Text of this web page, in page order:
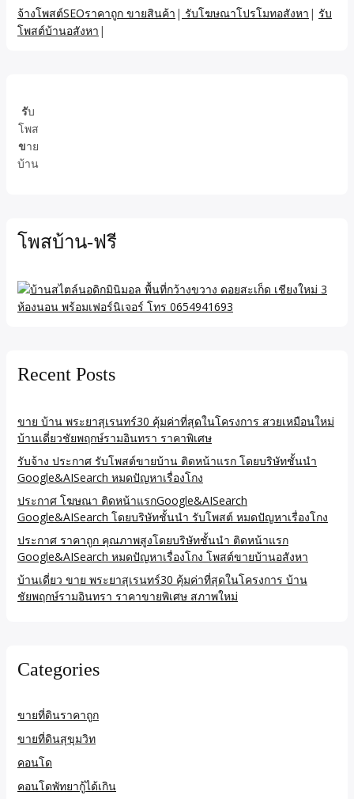
จ้างโพสต์SEOราคาถูก ขายสินค้า | รับโฆษณาโปรโมทอสังหา | รับ
โพสต์บ้านอสังหา |
รับ
โพส
ขาย
บ้าน
โพสบ้าน-ฟรี
Recent Posts
ขาย บ้าน พระยาสุเรนทร์30 คุ้มค่าที่สุดในโครงการ สวยเหมือนใหม่
บ้านเดี่ยวชัยพฤกษ์รามอินทรา ราคาพิเศษ
รับจ้าง ประกาศ รับโพสต์ขายบ้าน ติดหน้าแรก โดยบริษัทชั้นนำ
Google&AISearch หมดปัญหาเรื่องโกง
ประกาศ โฆษณา ติดหน้าแรกGoogle&AISearch
Google&AISearch โดยบริษัทชั้นนำ รับโพสต์ หมดปัญหาเรื่องโกง
ประกาศ ราคาถูก คุณภาพสูงโดยบริษัทชั้นนำ ติดหน้าแรก
Google&AISearch หมดปัญหาเรื่องโกง โพสต์ขายบ้านอสังหา
บ้านเดี่ยว ขาย พระยาสุเรนทร์30 คุ้มค่าที่สุดในโครงการ บ้าน
ชัยพฤกษ์รามอินทรา ราคาขายพิเศษ สภาพใหม่
Categories
ขายที่ดินราคาถูก
ขายที่ดินสุขุมวิท
คอนโด
คอนโดพัทยากู้ได้เกิน